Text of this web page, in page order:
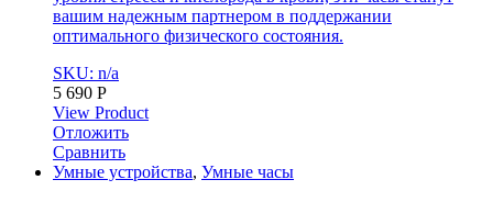
вашим надежным партнером в поддержании
оптимального физического состояния.
SKU: n/a
5 690 Р
View Product
Отложить
Сравнить
Умные устройства, Умные часы